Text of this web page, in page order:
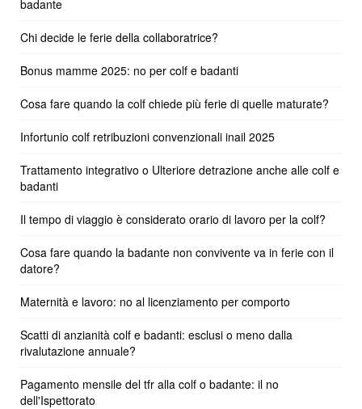
badante
Chi decide le ferie della collaboratrice?
Bonus mamme 2025: no per colf e badanti
Cosa fare quando la colf chiede più ferie di quelle maturate?
Infortunio colf retribuzioni convenzionali inail 2025
Trattamento integrativo o Ulteriore detrazione anche alle colf e
badanti
Il tempo di viaggio è considerato orario di lavoro per la colf?
Cosa fare quando la badante non convivente va in ferie con il
datore?
Maternità e lavoro: no al licenziamento per comporto
Scatti di anzianità colf e badanti: esclusi o meno dalla
rivalutazione annuale?
Pagamento mensile del tfr alla colf o badante: il no
dell'Ispettorato